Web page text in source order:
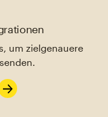
um zielgenauere